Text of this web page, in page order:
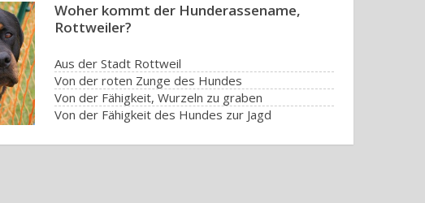
Woher kommt der Hunderassename,
Rottweiler?
Aus der Stadt Rottweil
Von der roten Zunge des Hundes
Von der Fähigkeit, Wurzeln zu graben
Von der Fähigkeit des Hundes zur Jagd